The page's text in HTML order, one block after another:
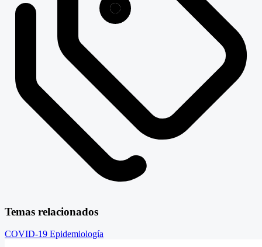
Temas relacionados
COVID-19 Epidemiología